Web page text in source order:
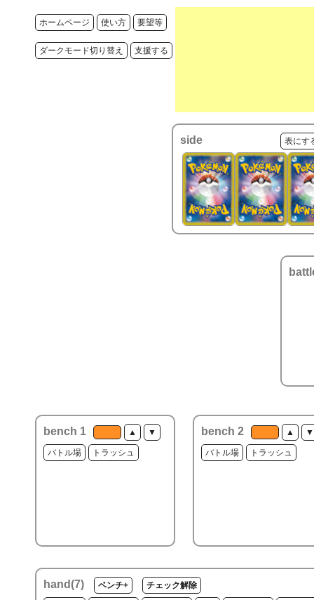
ホームページ 使い方 要望等
ダークモード切り替え 支援する
side 表にす
bench 1 ▲ ▼
バトル場 トラッシュ
bench 2 ▲ ▼
バトル場 トラッシュ
hand(7) ベンチ+ チェック解除